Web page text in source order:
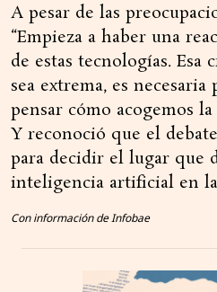
A pesar de las
“Empieza a haber una
de estas tecnologías. Esa
sea extrema, es
pensar cómo acogemos
Y reconoció que el
para decidir el lugar que
inteligencia artificial en
Con información de Infobae